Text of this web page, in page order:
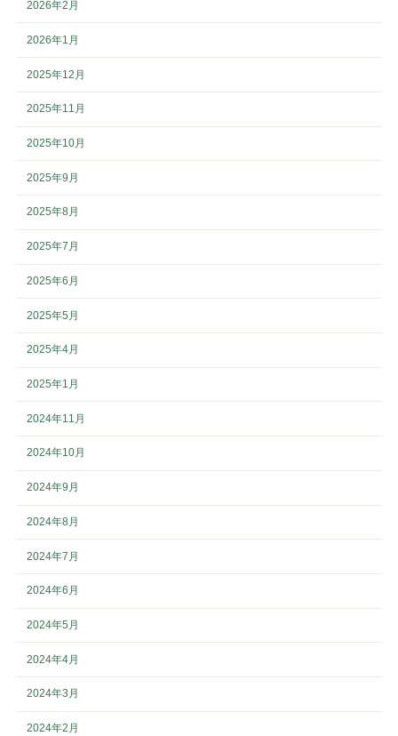
2026年2月
2026年1月
2025年12月
2025年11月
2025年10月
2025年9月
2025年8月
2025年7月
2025年6月
2025年5月
2025年4月
2025年1月
2024年11月
2024年10月
2024年9月
2024年8月
2024年7月
2024年6月
2024年5月
2024年4月
2024年3月
2024年2月